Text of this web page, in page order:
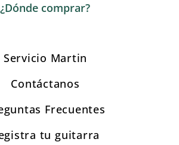
¿Dónde comprar?
Servicio Martin
Contáctanos
Frecuentes
tu guitarra